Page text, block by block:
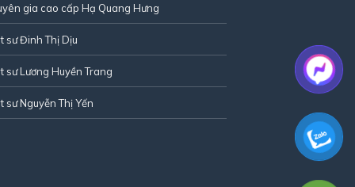
gia cao cấp Hạ Quang Hưng
sư Đinh Thị Dịu
sư Lương Huyền Trang
sư Nguyễn Thị Yến